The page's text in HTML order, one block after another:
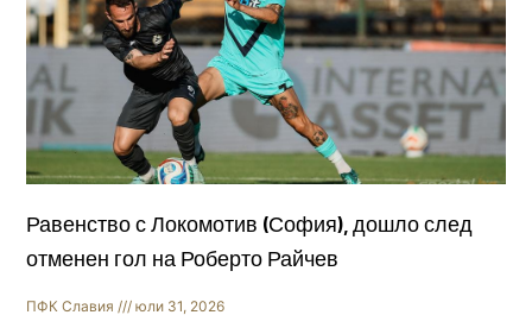
Равенство с Локомотив (София), дошло след
отменен гол на Роберто Райчев
ПФК Славия юли 31, 2026